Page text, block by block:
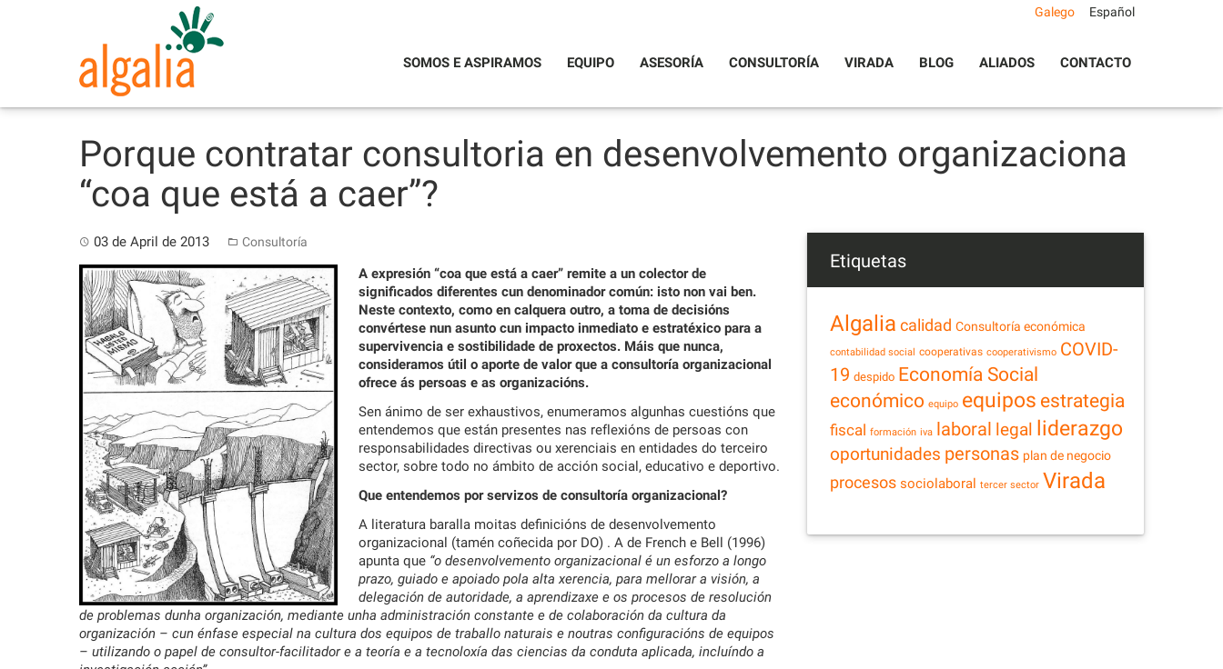
SOMOS E ASPIRAMOS
EQUIPO ASESORÍA CONSULTORÍA VIRADA BLOG ALIADOS CONTACTO
Galego Español
Porque contratar consultoria en desenvolvemento organizaciona
“coa que está a caer”?
03 de April de 2013 Consultoría
A expresión “coa que está a caer” remite a un colector de
significados diferentes cun denominador común: isto non vai ben.
Neste contexto, como en calquera outro, a toma de decisións
convértese nun asunto cun impacto inmediato e estratéxico para a
supervivencia e sostibilidade de proxectos. Máis que nunca,
consideramos útil o aporte de valor que a consultoría organizacional
ofrece ás persoas e as organizacións.
Sen ánimo de ser exhaustivos, enumeramos algunhas cuestións que
entendemos que están presentes nas reflexións de persoas con
responsabilidades directivas ou xerenciais en entidades do terceiro
sector, sobre todo no ámbito de acción social, educativo e deportivo.
Que entendemos por servizos de consultoría organizacional?
A literatura baralla moitas definicións de desenvolvemento
organizacional (tamén coñecida por DO) . A de French e Bell (1996)
apunta que “o desenvolvemento organizacional é un esforzo a longo
prazo, guiado e apoiado pola alta xerencia, para mellorar a visión, a
delegación de autoridade, a aprendizaxe e os procesos de resolución
de problemas dunha organización, mediante unha administración constante e de colaboración da cultura da
organización – cun énfase especial na cultura dos equipos de traballo naturais e noutras configuracións de equipos
– utilizando o papel de consultor-facilitador e a teoría e a tecnoloxía das ciencias da conduta aplicada, incluíndo a
Etiquetas
Algalia calidad Consultoría económica
contabilidad social cooperativas cooperativismo COVID-
19 despido Economía Social
económico equipo equipos estrategia
fiscal formación iva laboral legal liderazgo
oportunidades personas plan de negocio
procesos sociolaboral tercer sector Virada